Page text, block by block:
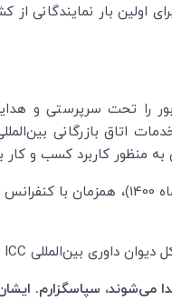
اولین بار نمایندگانی از
را تحت سرپرستی و
اتاق بازرگانی بین
منظور کاربرد کسب و کار
دیوان داوری بینالمللی ICC
میشوند، سپاسگزارم.